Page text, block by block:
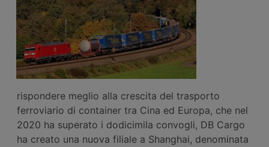
rispondere meglio alla crescita del trasporto
ferroviario di container tra Cina ed Europa, che nel
2020 ha superato i dodicimila convogli, DB Cargo
ha creato una nuova filiale a Shanghai, denominata